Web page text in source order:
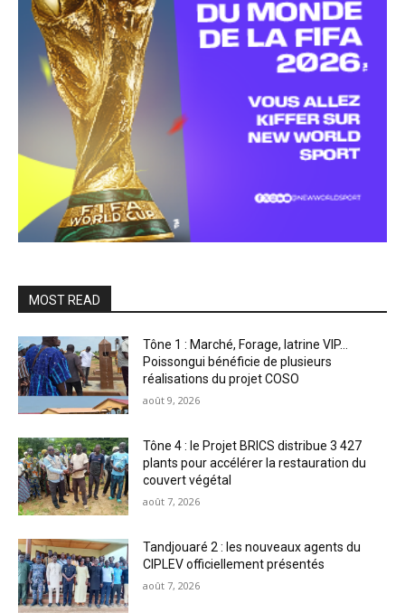
MOST READ
Tône 1 : Marché, Forage, latrine VIP…
Poissongui bénéficie de plusieurs
réalisations du projet COSO
août 9, 2026
Tône 4 : le Projet BRICS distribue 3 427
plants pour accélérer la restauration du
couvert végétal
août 7, 2026
Tandjouaré 2 : les nouveaux agents du
CIPLEV officiellement présentés
août 7, 2026